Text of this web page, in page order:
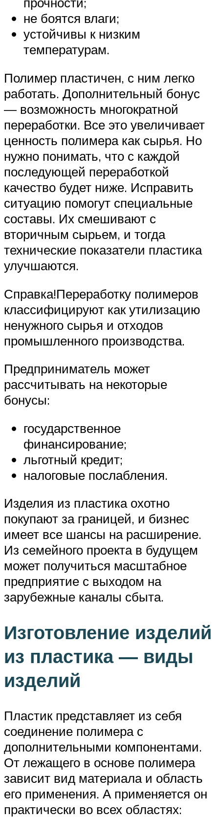
не боятся влаги;
устойчивы к низким
температурам.
Полимер пластичен, с ним легко
работать. Дополнительный бонус
— возможность многократной
переработки. Все это увеличивает
ценность полимера как сырья. Но
нужно понимать, что с каждой
последующей переработкой
качество будет ниже. Исправить
ситуацию помогут специальные
составы. Их смешивают с
вторичным сырьем, и тогда
технические показатели пластика
улучшаются.
Справка!Переработку полимеров
классифицируют как утилизацию
ненужного сырья и отходов
промышленного производства.
Предприниматель может
рассчитывать на некоторые
бонусы:
государственное
финансирование;
льготный кредит;
налоговые послабления.
Изделия из пластика охотно
покупают за границей, и бизнес
имеет все шансы на расширение.
Из семейного проекта в будущем
может получиться масштабное
предприятие с выходом на
зарубежные каналы сбыта.
Изготовление изделий
из пластика — виды
изделий
Пластик представляет из себя
соединение полимера с
дополнительными компонентами.
От лежащего в основе полимера
зависит вид материала и область
его применения. А применяется он
практически во всех областях: